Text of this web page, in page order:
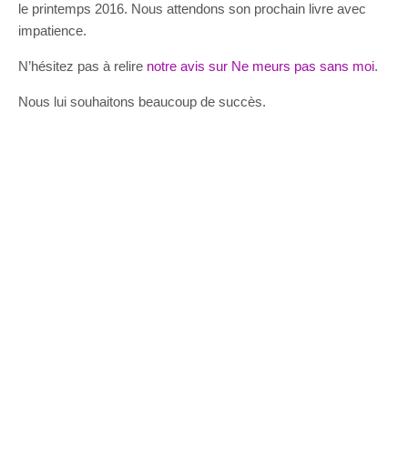
le printemps 2016. Nous attendons son prochain livre avec
impatience.
N’hésitez pas à relire notre avis sur Ne meurs pas sans moi.
Nous lui souhaitons beaucoup de succès.